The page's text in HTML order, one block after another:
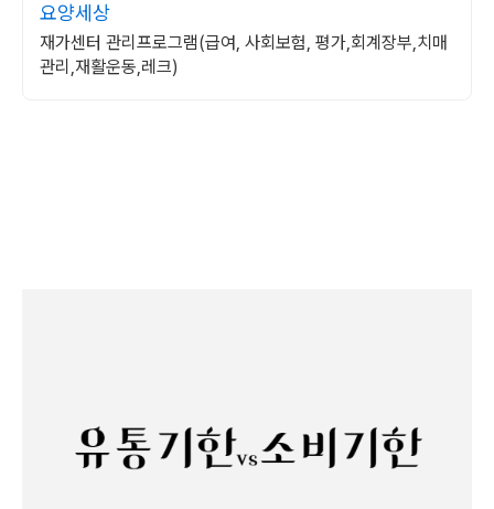
요양세상
재가센터 관리프로그램(급여, 사회보험, 평가,회계장부,치매
관리,재활운동,레크)